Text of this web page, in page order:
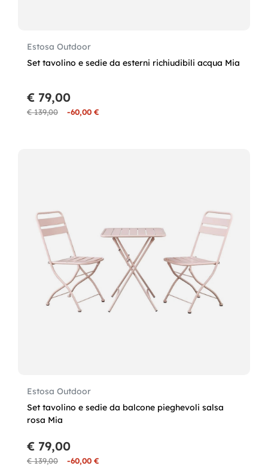
Estosa Outdoor
Set tavolino e sedie da esterni richiudibili acqua Mia
€ 139,00 -60,00 €
€ 79,00
Estosa Outdoor
Set tavolino e sedie da balcone pieghevoli salsa
rosa Mia
€ 139,00 -60,00 €
€ 79,00